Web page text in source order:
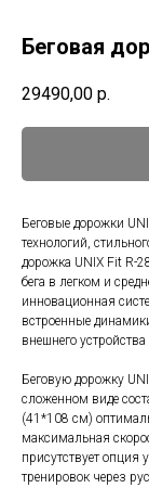
Беговая
29490,00 р.
Беговые дорожки
технологий,
дорожка UNIX Fit R-
бега в легком и
инновационная
встроенные
внешнего
Беговую дорожку
сложенном виде
(41*108 см)
максимальная
присутствует опция
тренировок через